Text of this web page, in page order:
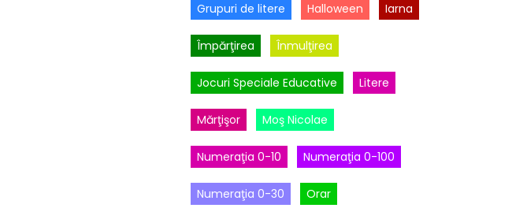
Grupuri de litere Halloween Iarna
Împărţirea Înmulţirea
Jocuri Speciale Educative Litere
Mărţişor Moş Nicolae
Numeraţia 0-10 Numeraţia 0-100
Numeraţia 0-30 Orar